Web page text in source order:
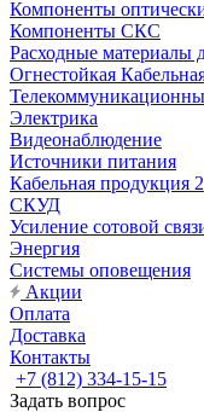
Компоненты
Компоненты СКС
Расходные материалы
Огнестойкая
Электрика
Видеонаблюдение
Источники питания
Кабельная продукция 2
СКУД
Усиление сотовой
Энергия
Системы оповещения
Акции
Оплата
Доставка
Контакты
+7 (812) 334-15-15
Задать вопрос